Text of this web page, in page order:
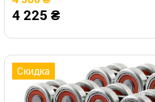
4 225 ₴
Скидка